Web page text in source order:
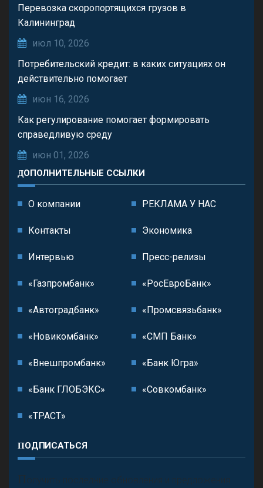
Перевозка скоропортящихся грузов в
Калининград
июл 10, 2026
Потребительский кредит: в каких ситуациях он
действительно помогает
июн 16, 2026
Как регулирование помогает формировать
справедливую среду
июн 01, 2026
ДОПОЛНИТЕЛЬНЫЕ ССЫЛКИ
О компании РЕКЛАМА У НАС
Контакты Экономика
Интервью Пресс-релизы
«Газпромбанк» «РосЕвроБанк»
«Автоградбанк» «Промсвязьбанк»
«Новикомбанк» «СМП Банк»
«Внешпромбанк» «Банк Югра»
«Банк ГЛОБЭКС» «Совкомбанк»
«ТРАСТ»
ПОДПИСАТЬСЯ
П олучить последние обновления и предложения.